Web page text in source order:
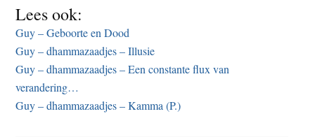
Lees ook:
Guy – Geboorte en Dood
Guy – dhammazaadjes – Illusie
Guy – dhammazaadjes – Een constante flux van
verandering…
Guy – dhammazaadjes – Kamma (P.)